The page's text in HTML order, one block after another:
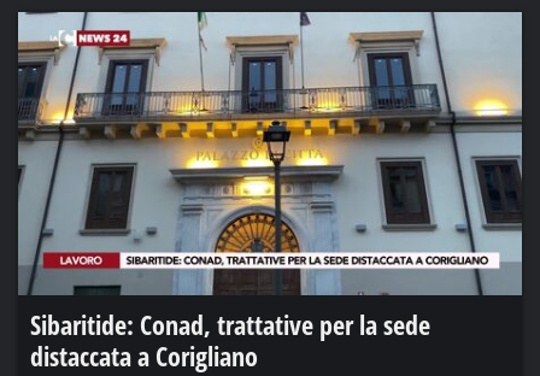
Sibaritide: Conad, trattative per la sede
distaccata a Corigliano